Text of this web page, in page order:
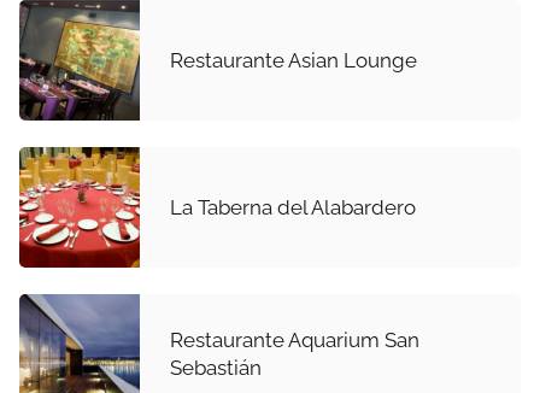
Restaurante Asian Lounge
La Taberna del Alabardero
Restaurante Aquarium San
Sebastián